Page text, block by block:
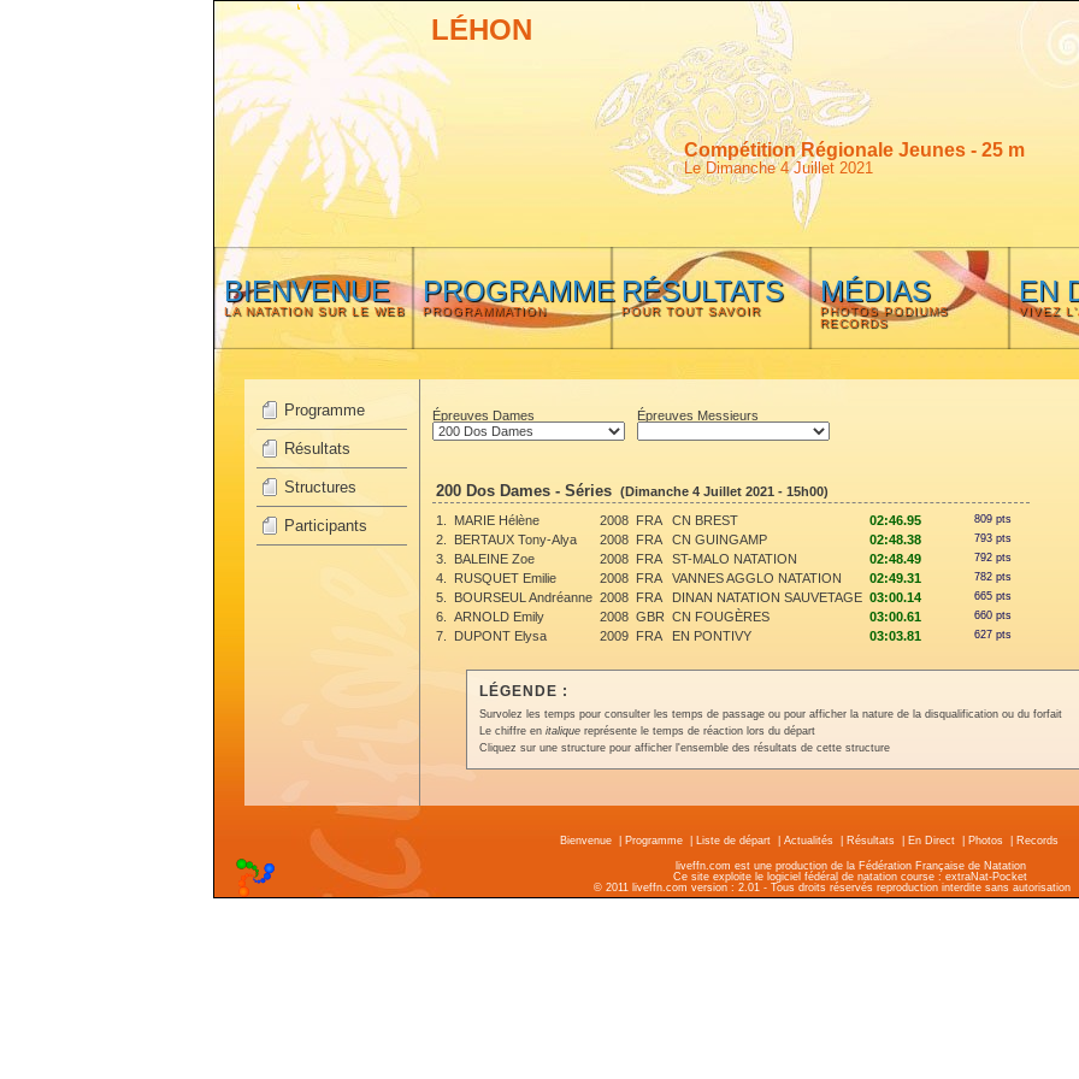
LÉHON
Compétition Régionale Jeunes - 25 m
Le Dimanche 4 Juillet 2021
BIENVENUE
LA NATATION SUR LE WEB
PROGRAMME
PROGRAMMATION
RÉSULTATS
POUR TOUT SAVOIR
MÉDIAS
PHOTOS PODIUMS
RECORDS
EN
VIVEZ
Programme
Résultats
Structures
Participants
Épreuves Dames Épreuves Messieurs
200 Dos Dames - Séries (Dimanche 4 Juillet 2021 - 15h00)
1.
MARIE Hélène 2008 FRA CN BREST 02:46.95 809 pts
2. BERTAUX Tony-Alya 2008 FRA CN GUINGAMP 02:48.38 793 pts
3. BALEINE Zoe 2008 FRA ST-MALO NATATION 02:48.49 792 pts
4. RUSQUET Emilie 2008 FRA VANNES AGGLO NATATION 02:49.31 782 pts
5. BOURSEUL Andréanne 2008 FRA DINAN NATATION SAUVETAGE 03:00.14 665 pts
6. ARNOLD Emily 2008 GBR CN FOUGÈRES 03:00.61 660 pts
7. DUPONT Elysa 2009 FRA EN PONTIVY 03:03.81 627 pts
LÉGENDE :
Survolez les temps pour consulter les temps de passage ou pour afficher la nature de la disqualification ou du forfait
Le chiffre en italiquereprésente le temps de réaction lors du départ
Cliquez sur une structure pour afficher l'ensemble des résultats de cette structure
Bienvenue Programme Liste de départ Actualités Résultats En Direct Photos Records
liveffn.com est une production de la Fédération Française de Natation
Ce site exploite le logiciel fédéral de natation course : extraNat-Pocket
© 2011 liveffn.com version : 2.01 - Tous droits réservés reproduction interdite sans autorisation